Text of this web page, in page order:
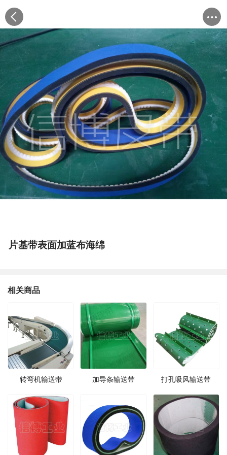
片基带表面加蓝布海绵
相关商品
转弯机输送带 加导条输送带 打孔吸风输送带